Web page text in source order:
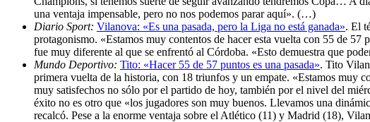
una ventaja impensable, pero no nos podemos parar aquí». (…)
Diario Sport: Vilanova: «Es una pasada, pero la Liga no está ganada». El
protagonismo. «Estamos muy contentos de hacer esta vuelta con 55 de
fue muy diferente al que se enfrentó al Córdoba. «Esto demuestra que
Mundo Deportivo: Tito: «Hacer 55 de 57 puntos es una pasada». Tito
primera vuelta de la historia, con 18 triunfos y un empate. «Estamos muy
muy satisfechos no sólo por el partido de hoy, también por el nivel del
éxito no es otro que «los jugadores son muy buenos. Llevamos una
recalcó. Pese a la enorme ventaja sobre el Atlético (11) y Madrid (18),